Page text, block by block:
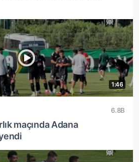
1:46
6.8B
maçında Adana